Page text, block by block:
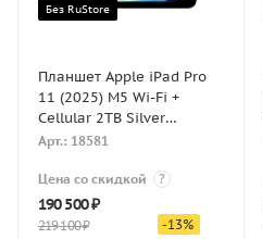
Без RuStore
Планшет Apple iPad Pro
11 (2025) M5 Wi-Fi +
Cellular 2TB Silver
(Серебристый)
Арт.: 18581
Цена со скидкой ?
190 500₽
219 100₽ -13%